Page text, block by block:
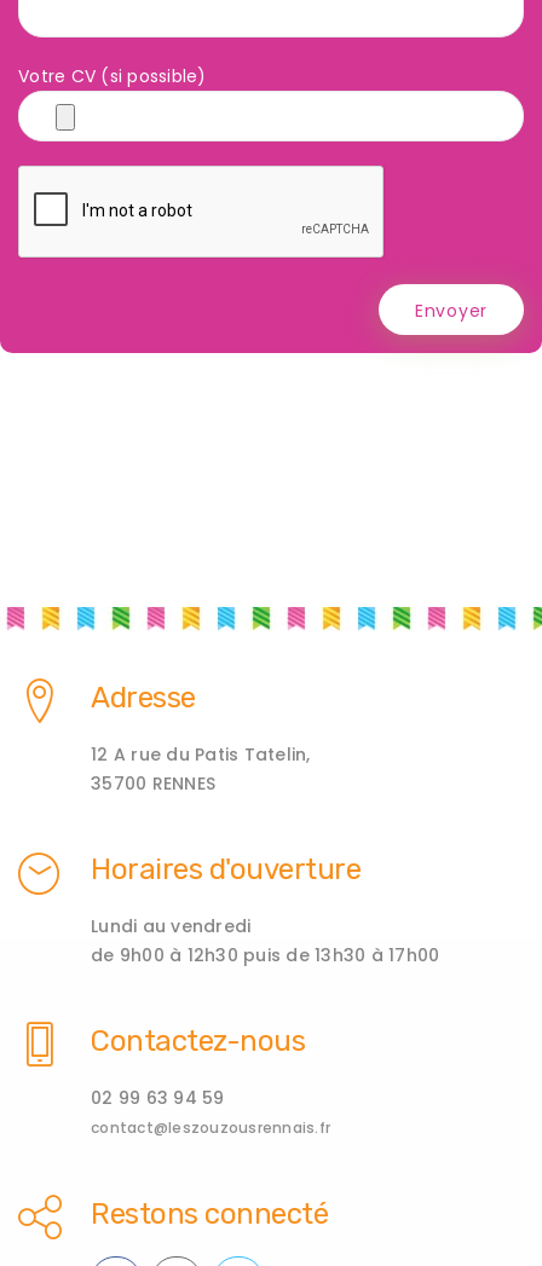
Votre CV (si possible)
Envoyer
Adresse
12 A rue du Patis Tatelin,
35700 RENNES
Horaires d'ouverture
Lundi au vendredi
de 9h00 à 12h30 puis de 13h30 à 17h00
Contactez-nous
02 99 63 94 59
contact@leszouzousrennais.fr
Restons connecté